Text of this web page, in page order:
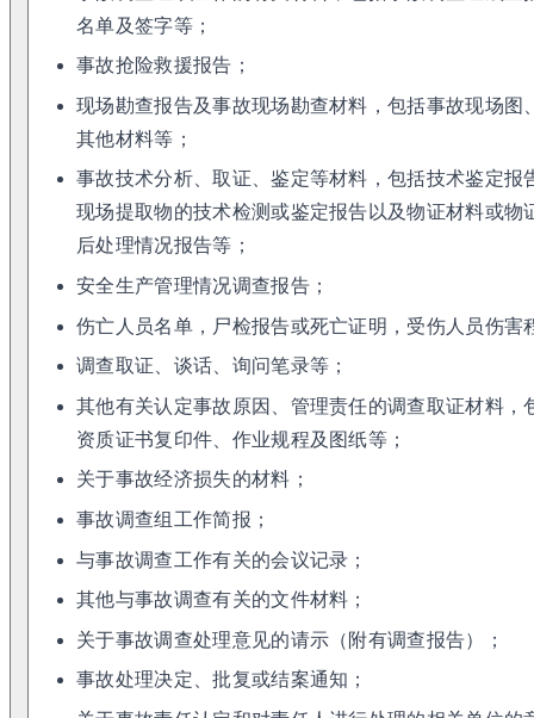
名单及签字等；
事故抢险救援报告；
现场勘查报告及事故现场勘查材料，包括事故现场图
其他材料等；
事故技术分析、取证、鉴定等材料，包括技术鉴定报
现场提取物的技术检测或鉴定报告以及物证材料或物
后处理情况报告等；
安全生产管理情况调查报告；
伤亡人员名单，尸检报告或死亡证明，受伤人员伤害
调查取证、谈话、询问笔录等；
其他有关认定事故原因、管理责任的调查取证材料，
资质证书复印件、作业规程及图纸等；
关于事故经济损失的材料；
事故调查组工作简报；
与事故调查工作有关的会议记录；
其他与事故调查有关的文件材料；
关于事故调查处理意见的请示（附有调查报告）；
事故处理决定、批复或结案通知；